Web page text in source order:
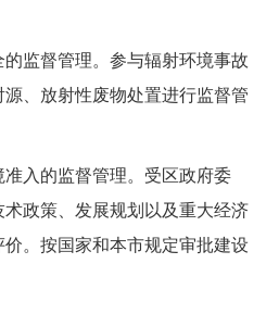
的监督管理。参与辐射环境事故
、放射性废物处置进行监督管
准入的监督管理。受区政府委
政策、发展规划以及重大经济
。按国家和本市规定审批建设